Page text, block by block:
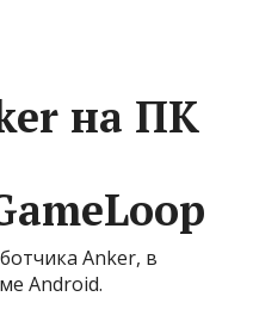
на ПК
Anker, в
Android.